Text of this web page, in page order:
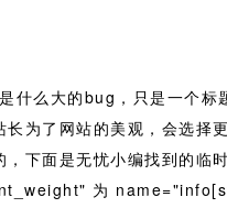
什么大的bug，只是一个
为了网站的美观，会选
下面是无忧小编找到的临
为